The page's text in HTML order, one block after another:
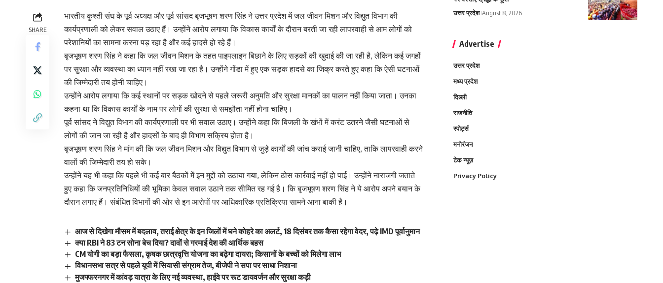
SHARE
भारतीय कुश्ती संघ के पूर्व अध्यक्ष और पूर्व सांसद बृजभूषण शरण सिंह ने उत्तर प्रदेश में जल जीवन मिशन और विद्युत विभाग की
कार्यप्रणाली को लेकर सवाल उठाए हैं। उन्होंने आरोप लगाया कि विकास कार्यों के दौरान बरती जा रही लापरवाही से आम लोगों को
परेशानियों का सामना करना पड़ रहा है और कई हादसे हो रहे हैं।
बृजभूषण शरण सिंह ने कहा कि जल जीवन मिशन के तहत पाइपलाइन बिछाने के लिए सड़कों की खुदाई की जा रही है, लेकिन कई जगहों
पर सुरक्षा और व्यवस्था का ध्यान नहीं रखा जा रहा है। उन्होंने गोंडा में हुए एक सड़क हादसे का जिक्र करते हुए कहा कि ऐसी घटनाओं
की जिम्मेदारी तय होनी चाहिए।
उन्होंने आरोप लगाया कि कई स्थानों पर सड़क खोदने से पहले जरूरी अनुमति और सुरक्षा मानकों का पालन नहीं किया जाता। उनका
कहना था कि विकास कार्यों के नाम पर लोगों की सुरक्षा से समझौता नहीं होना चाहिए।
पूर्व सांसद ने विद्युत विभाग की कार्यप्रणाली पर भी सवाल उठाए। उन्होंने कहा कि बिजली के खंभों में करंट उतरने जैसी घटनाओं से
लोगों की जान जा रही है और हादसों के बाद ही विभाग सक्रिय होता है।
बृजभूषण शरण सिंह ने मांग की कि जल जीवन मिशन और विद्युत विभाग से जुड़े कार्यों की जांच कराई जानी चाहिए, ताकि लापरवाही करने
वालों की जिम्मेदारी तय हो सके।
उन्होंने यह भी कहा कि पहले भी कई बार बैठकों में इन मुद्दों को उठाया गया, लेकिन ठोस कार्रवाई नहीं हो पाई। उन्होंने नाराजगी जताते
हुए कहा कि जनप्रतिनिधियों की भूमिका केवल सवाल उठाने तक सीमित रह गई है। कि बृजभूषण शरण सिंह ने ये आरोप अपने बयान के
दौरान लगाए हैं। संबंधित विभागों की ओर से इन आरोपों पर आधिकारिक प्रतिक्रिया सामने आना बाकी है।
आज से दिखेगा मौसम में बदलाव, तराई क्षेत्र के इन जिलों में घने कोहरे का अलर्ट, 18 दिसंबर तक कैसा रहेगा वेदर, पढ़े IMD पूर्वानुमान
क्या RBI ने 83 टन सोना बेच दिया? दावों से गरमाई देश की आर्थिक बहस
CM योगी का बड़ा फैसला, कृषक छात्रवृत्ति योजना का बढ़ेगा दायरा; किसानों के बच्चों को मिलेगा लाभ
विधानसभा सत्र से पहले यूपी में सियासी संग्राम तेज, बीजेपी ने सपा पर साधा निशाना
मुजफ्फरनगर में कांवड़ यात्रा के लिए नई व्यवस्था, हाईवे पर रूट डायवर्जन और सुरक्षा कड़ी
उत्तर प्रदेश August 8, 2026
Advertise
उत्तर प्रदेश
मध्य प्रदेश
दिल्ली
राजनीति
स्पोर्ट्स
मनोरंजन
टेक न्यूज़
Privacy Policy